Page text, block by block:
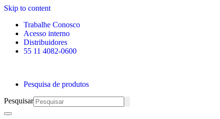
Skip to content
Trabalhe Conosco
Acesso interno
Distribuidores
55 11 4082-0600
Pesquisa de produtos
Pesquisar